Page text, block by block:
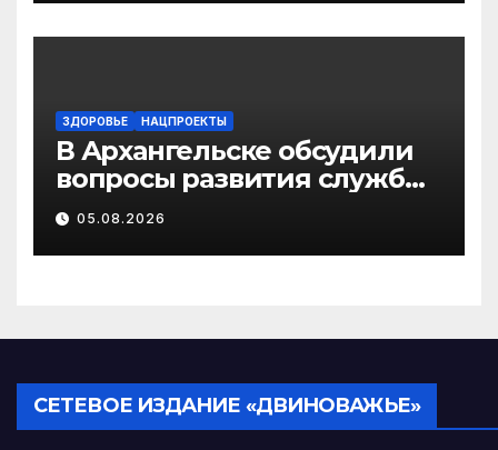
ЗДОРОВЬЕ НАЦПРОЕКТЫ
В Архангельске обсудили
вопросы развития службы
крови Поморья
05.08.2026
СЕТЕВОЕ ИЗДАНИЕ «ДВИНОВАЖЬЕ»